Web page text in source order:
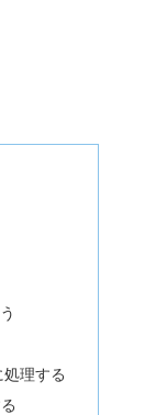
理する